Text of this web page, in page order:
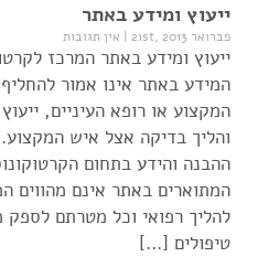
ייעוץ ומידע באתר
פברואר 21st, 2013 | אין תגובות
ייעוץ ומידע באתר המרכז
המידע באתר אינו אמור
המקצוע או רופא העיניים,
והליך בדיקה אצל איש
ההבנה והידע בתחום
המתוארים באתר אינם מהווים
להליך רפואי וכל מטרתם לספק
טיפולים […]